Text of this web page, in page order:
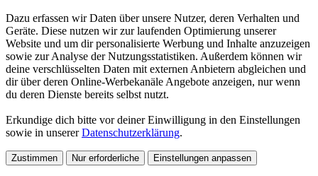
Dazu erfassen wir Daten über unsere Nutzer, deren Verhalten und
Geräte. Diese nutzen wir zur laufenden Optimierung unserer
Website und um dir personalisierte Werbung und Inhalte anzuzeigen
sowie zur Analyse der Nutzungsstatistiken. Außerdem können wir
deine verschlüsselten Daten mit externen Anbietern abgleichen und
dir über deren Online-Werbekanäle Angebote anzeigen, nur wenn
du deren Dienste bereits selbst nutzt.
Erkundige dich bitte vor deiner Einwilligung in den Einstellungen
sowie in unsererDatenschutzerklärung.
Zustimmen Nur erforderliche Einstellungen anpassen